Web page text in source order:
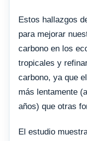
Estos hallazgos
para mejorar
carbono en los
tropicales y
carbono, ya que
más lentamente
años) que otras
El estudio